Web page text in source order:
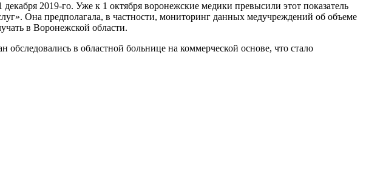
2019-го. Уже к 1 октября воронежские медики превысили этот показатель
Она предполагала, в частности, мониторинг данных медучреждений об объеме
в Воронежской области.
в областной больнице на коммерческой основе, что стало